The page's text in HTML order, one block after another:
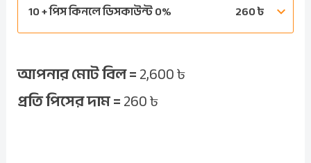
10 + পিস কিনলে ডিসকাউন্ট 0% 260৳
আপনার মোট বিল =2,600৳
প্রতি পিসের দাম =260৳